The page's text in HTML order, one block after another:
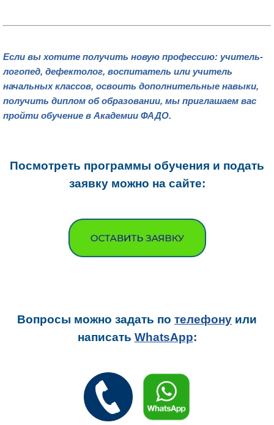
Если вы хотите получить новую профессию: учитель-
логопед, дефектолог, воспитатель или учитель
начальных классов, освоить дополнительные навыки,
получить диплом об образовании, мы приглашаем вас
пройти обучение в Академии ФАДО.
Посмотреть программы обучения и подать
заявку можно на сайте:
Вопросы можно задать по телефону или
написать WhatsApp: